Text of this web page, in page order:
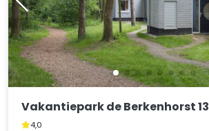
Vakantiepark de Berkenhorst 13
4,0